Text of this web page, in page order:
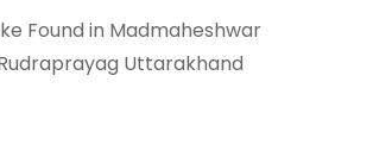
Found in Madmaheshwar
Uttarakhand